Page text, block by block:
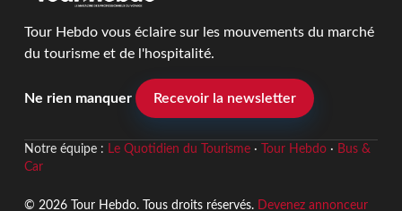
Tour Hebdo vous éclaire sur les mouvements du marché
du tourisme et de l'hospitalité.
Ne rien manquer Recevoir la newsletter
Notre équipe : Le Quotidien du Tourisme· Tour Hebdo· Bus &
Car
© 2026 Tour Hebdo. Tous droits réservés. Devenez annonceur